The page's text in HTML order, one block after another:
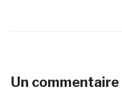
Un commentaire